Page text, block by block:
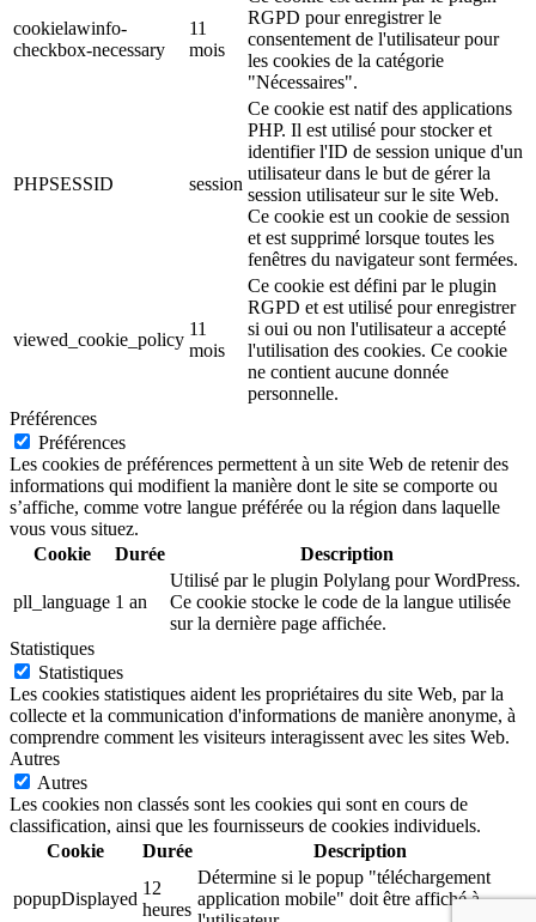
cookielawinfo-
checkbox-necessary
11
mois
RGPD pour enregistrer le
consentement de l'utilisateur pour
les cookies de la catégorie
"Nécessaires".
PHPSESSID session
Ce cookie est natif des applications
PHP. Il est utilisé pour stocker et
identifier l'ID de session unique d'un
utilisateur dans le but de gérer la
session utilisateur sur le site Web.
Ce cookie est un cookie de session
et est supprimé lorsque toutes les
fenêtres du navigateur sont fermées.
viewed_cookie_policy
11
mois
Ce cookie est défini par le plugin
RGPD et est utilisé pour enregistrer
si oui ou non l'utilisateur a accepté
l'utilisation des cookies. Ce cookie
ne contient aucune donnée
personnelle.
Préférences
Préférences
Les cookies de préférences permettent à un site Web de retenir des
informations qui modifient la manière dont le site se comporte ou
s’affiche, comme votre langue préférée ou la région dans laquelle
vous vous situez.
Cookie
Durée Description
pll_language 1 an
Utilisé par le plugin Polylang pour WordPress.
Ce cookie stocke le code de la langue utilisée
sur la dernière page affichée.
Statistiques
Statistiques
Les cookies statistiques aident les propriétaires du site Web, par la
collecte et la communication d'informations de manière anonyme, à
comprendre comment les visiteurs interagissent avec les sites Web.
Autres
Autres
Les cookies non classés sont les cookies qui sont en cours de
classification, ainsi que les fournisseurs de cookies individuels.
Cookie
Durée Description
popupDisplayed
12
heures
Détermine si le popup "téléchargement
application mobile" doit être affiché à